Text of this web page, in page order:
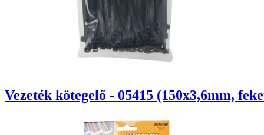
Vezeték kötegelő - 05415 (150x3,6mm,